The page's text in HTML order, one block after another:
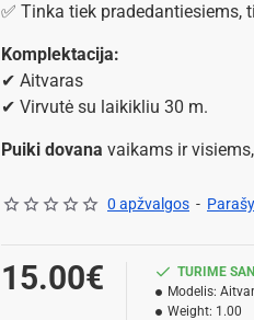
✅ Tinka tiek
Komplektacija:
✔ Aitvaras
✔ Virvutė su laikikliu 30 m.
Puiki dovana vaikams ir
0 apžvalgos -
15.00€
TURIME
Modelis:
Weight: 1.00